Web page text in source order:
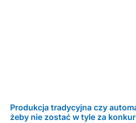
Produkcja tradycyjna czy
żeby nie zostać w tyle za